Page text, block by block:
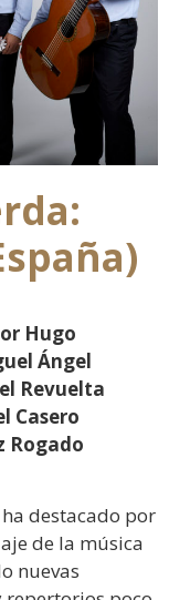
Hugo
Ángel
Revuelta
Casero
Rogado
destacado por
de la música
nuevas